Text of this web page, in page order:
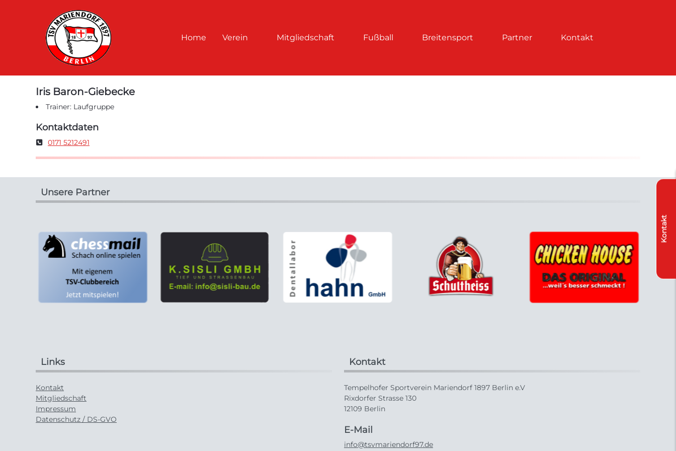
Home Verein Mitgliedschaft Fußball Breitensport Partner Kontakt
Iris Baron-Giebecke
Trainer: Laufgruppe
Kontaktdaten
Telefon
0171 5212491
Unsere Partner
Links
Kontakt
Mitgliedschaft
Impressum
Datenschutz / DS-GVO
Kontakt
Kontakt
Tempelhofer Sportverein Mariendorf 1897 Berlin e.V
Rixdorfer Strasse 130
12109 Berlin
E-Mail
info@tsvmariendorf97.de